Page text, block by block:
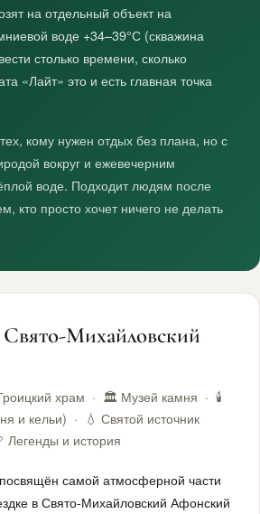
на отдельный объект на
воде +34–39°С (скважина
столько времени, сколько
«Лайт» это и есть главная точка
кому нужен отдых без плана, но с
вокруг и ежевечерним
воде. Подходит людям после
кто просто хочет ничего не делать
Михайловский
храм · 🏛 Музей камня · 🕯
и кельи) · 💧 Святой источник
и история
самой атмосферной части
в Свято-Михайловский Афонский